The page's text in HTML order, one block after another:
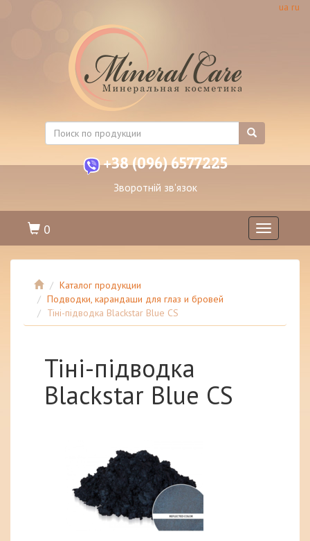
ua ru
+38 (096) 6577225
Зворотній зв'язок
Toggle
navigation
0
Каталог продукции
Подводки, карандаши для глаз и бровей
Тіні-підводка Blackstar Blue CS
Тіні-підводка
Blackstar Blue CS